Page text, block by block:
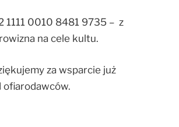
1111 0010 8481 9735 – z
na cele kultu.
za wsparcie już
ofiarodawców.